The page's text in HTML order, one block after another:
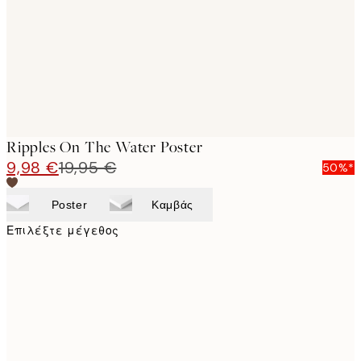
Ripples On The Water Poster
9,98 €19,95 € 50%*
Poster Καμβάς
Επιλέξτε μέγεθος